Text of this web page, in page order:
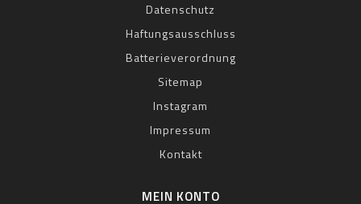
Datenschutz
Haftungsausschluss
Batterieverordnung
Sitemap
Instagram
Impressum
Kontakt
MEIN KONTO